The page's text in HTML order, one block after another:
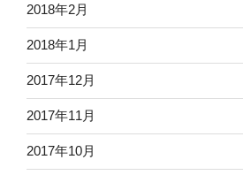
2018年2月
2018年1月
2017年12月
2017年11月
2017年10月